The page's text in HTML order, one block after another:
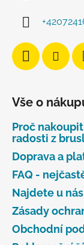
Vše o
Proč
radosti z
Doprava a
FAQ -
Najdete u
Zásady
Obchodní